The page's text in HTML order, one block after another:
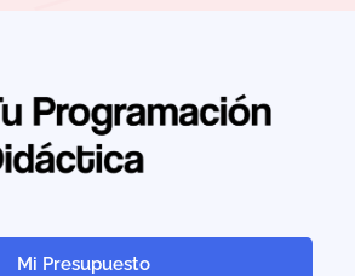
Mi Presupuesto